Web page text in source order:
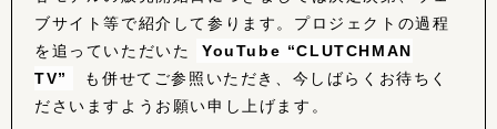
ブサイト等で紹介して参ります。プロジェクトの過程
を追っていただいた
YouTube “CLUTCHMAN
TV”
も併せてご参照いただき、今しばらくお待ちく
ださいますようお願い申し上げます。